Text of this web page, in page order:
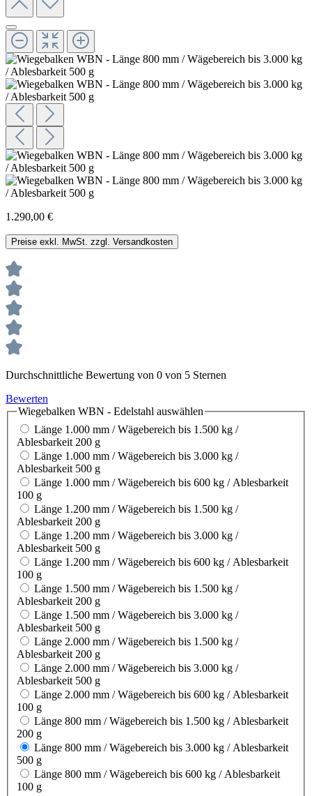
1.290,00 €
Preise exkl. MwSt. zzgl. Versandkosten
Durchschnittliche Bewertung von 0 von 5 Sternen
Bewerten
Wiegebalken WBN - Edelstahl auswählen
Länge 1.000 mm / Wägebereich bis 1.500 kg /
Ablesbarkeit 200 g
Länge 1.000 mm / Wägebereich bis 3.000 kg /
Ablesbarkeit 500 g
Länge 1.000 mm / Wägebereich bis 600 kg / Ablesbarkeit
100 g
Länge 1.200 mm / Wägebereich bis 1.500 kg /
Ablesbarkeit 200 g
Länge 1.200 mm / Wägebereich bis 3.000 kg /
Ablesbarkeit 500 g
Länge 1.200 mm / Wägebereich bis 600 kg / Ablesbarkeit
100 g
Länge 1.500 mm / Wägebereich bis 1.500 kg /
Ablesbarkeit 200 g
Länge 1.500 mm / Wägebereich bis 3.000 kg /
Ablesbarkeit 500 g
Länge 2.000 mm / Wägebereich bis 1.500 kg /
Ablesbarkeit 200 g
Länge 2.000 mm / Wägebereich bis 3.000 kg /
Ablesbarkeit 500 g
Länge 2.000 mm / Wägebereich bis 600 kg / Ablesbarkeit
100 g
Länge 800 mm / Wägebereich bis 1.500 kg / Ablesbarkeit
200 g
Länge 800 mm / Wägebereich bis 3.000 kg / Ablesbarkeit
500 g
Länge 800 mm / Wägebereich bis 600 kg / Ablesbarkeit
100 g